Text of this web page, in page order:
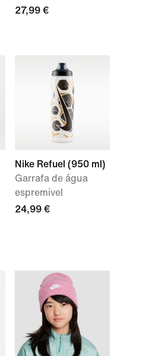
27,99 €
Nike Refuel (950 ml)
Garrafa de água
espremível
24,99 €